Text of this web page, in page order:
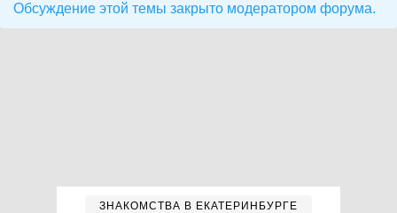
Обсуждение этой темы закрыто модератором форума.
ЗНАКОМСТВА В ЕКАТЕРИНБУРГЕ